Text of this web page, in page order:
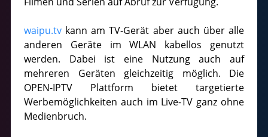
waipu.tv kann am TV-Gerät aber auch über alle
anderen Geräte im WLAN kabellos genutzt
werden. Dabei ist eine Nutzung auch auf
mehreren Geräten gleichzeitig möglich. Die
OPEN-IPTV Plattform bietet targetierte
Werbemöglichkeiten auch im Live-TV ganz ohne
Medienbruch.